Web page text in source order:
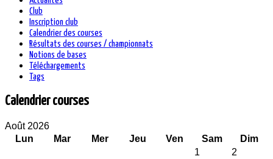
Club
Inscription club
Calendrier des courses
Résultats des courses / championnats
Notions de bases
Téléchargements
Tags
Calendrier courses
Août 2026
Lun
Mar Mer Jeu Ven Sam
Dim
1
2